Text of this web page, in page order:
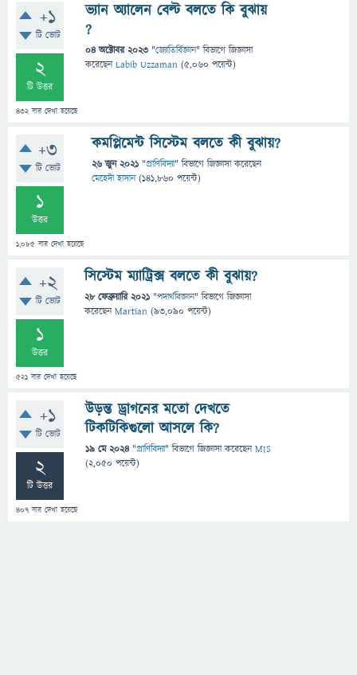
+1
টি ভোট
2
টি উত্তর
432বার দেখা হয়েছে
ভ্যান অ্যালেন বেল্ট বলতে কি বুঝায়
?
04 অক্টোবর 2023 "জ্যোতির্বিজ্ঞান" বিভাগে জিজ্ঞাসা
করেছেনLabib Uzzaman (5,060 পয়েন্ট)
+3
টি ভোট
1
উত্তর
1,085 বার দেখা হয়েছে
কমপ্লিমেন্ট সিস্টেম বলতে কী বুঝায়?
26 জুন 2021 "প্রাণিবিদ্যা" বিভাগে জিজ্ঞাসাকরেছেন
মেহেদী হাসান (141,860 পয়েন্ট)
+2
টি ভোট
1
উত্তর
521 বার দেখা হয়েছে
সিস্টেম ম্যাট্রিক্স বলতে কী বুঝায়?
28 ফেব্রুয়ারি 2021 "পদার্থবিজ্ঞান" বিভাগে জিজ্ঞাসা
করেছেনMartian (93,090 পয়েন্ট)
+1
টি ভোট
2
টি উত্তর
407 বার দেখা হয়েছে
উড়ন্ত ড্রাগনের মতো দেখতে
টিকটিকিগুলো আসলে কি?
19 মে 2024 "প্রাণিবিদ্যা" বিভাগে জিজ্ঞাসাকরেছেনMIS
(2,050 পয়েন্ট)